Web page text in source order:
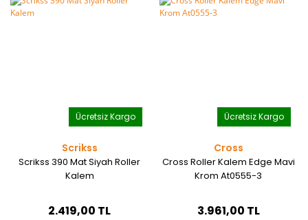
Ücretsiz Kargo
Scrikss
Scrikss 390 Mat Siyah Roller
Kalem
2.419,00 TL
Ücretsiz Kargo
Cross
Cross Roller Kalem Edge Mavi
Krom At0555-3
3.961,00 TL